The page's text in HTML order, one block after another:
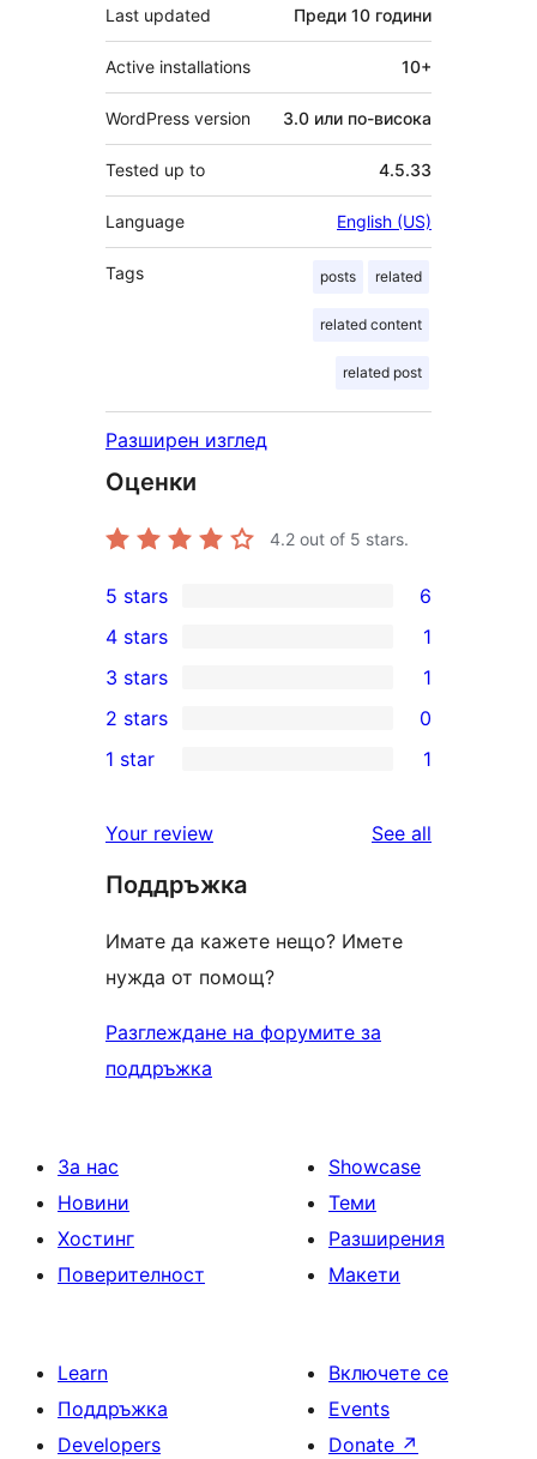
Last updated Преди 10 години
Active installations 10+
WordPress version 3.0 или по-висока
Tested up to 4.5.33
Language English (US)
Tags posts related
related content
related post
Разширен изглед
Оценки
4.2 out of 5 stars.
6
5-
star
reviews
5 stars 6
4-
star
review
4 stars 1
1
3-
star
3 stars 1
2-
reviews
2 stars 0
star
review
1 star 1
Your review See all
Поддръжка
Имате да кажете нещо? Имете
нужда от помощ?
Разглеждане на форумите за
поддръжка
За нас
Новини
Хостинг
Поверителност
Showcase
Теми
Разширения
Макети
Learn
Поддръжка
Developers
Включете се
Events
Donate ↗